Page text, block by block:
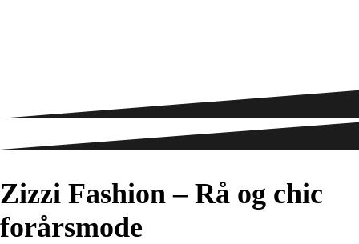
Zizzi Fashion – Rå og chic
forårsmode